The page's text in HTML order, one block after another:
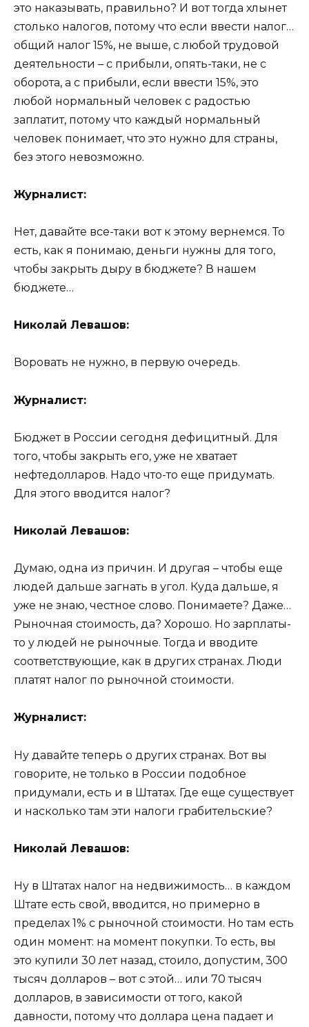
это наказывать, правильно? И вот тогда хлынет
столько налогов, потому что если ввести налог…
общий налог 15%, не выше, с любой трудовой
деятельности – с прибыли, опять-таки, не с
оборота, а с прибыли, если ввести 15%, это
любой нормальный человек с радостью
заплатит, потому что каждый нормальный
человек понимает, что это нужно для страны,
без этого невозможно.
Журналист:
Нет, давайте все-таки вот к этому вернемся. То
есть, как я понимаю, деньги нужны для того,
чтобы закрыть дыру в бюджете? В нашем
бюджете…
Николай Левашов:
Воровать не нужно, в первую очередь.
Журналист:
Бюджет в России сегодня дефицитный. Для
того, чтобы закрыть его, уже не хватает
нефтедолларов. Надо что-то еще придумать.
Для этого вводится налог?
Николай Левашов:
Думаю, одна из причин. И другая – чтобы еще
людей дальше загнать в угол. Куда дальше, я
уже не знаю, честное слово. Понимаете? Даже…
Рыночная стоимость, да? Хорошо. Но зарплаты-
то у людей не рыночные. Тогда и вводите
соответствующие, как в других странах. Люди
платят налог по рыночной стоимости.
Журналист:
Ну давайте теперь о других странах. Вот вы
говорите, не только в России подобное
придумали, есть и в Штатах. Где еще существует
и насколько там эти налоги грабительские?
Николай Левашов:
Ну в Штатах налог на недвижимость… в каждом
Штате есть свой, вводится, но примерно в
пределах 1% с рыночной стоимости. Но там есть
один момент: на момент покупки. То есть, вы
это купили 30 лет назад, стоило, допустим, 300
тысяч долларов – вот с этой… или 70 тысяч
долларов, в зависимости от того, какой
давности, потому что доллара цена падает и